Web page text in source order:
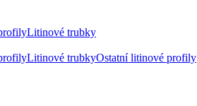
Litinové trubky
Litinové trubkyOstatní litinové profily